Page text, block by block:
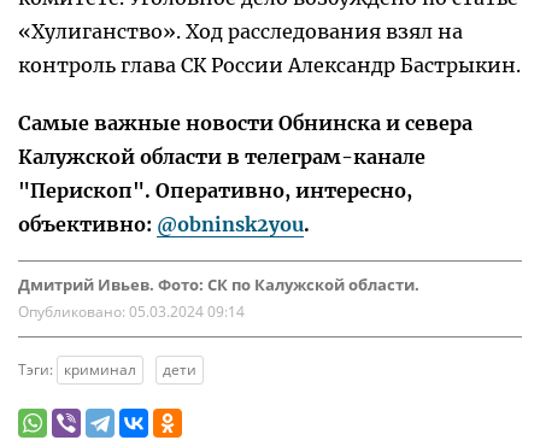
«Хулиганство». Ход расследования взял на
контроль глава СК России Александр Бастрыкин.
Самые важные новости Обнинска и севера
Калужской области в телеграм-канале
"Перископ". Оперативно, интересно,
объективно: @obninsk2you.
Дмитрий Ивьев. Фото: СК по Калужской области.
Опубликовано: 05.03.2024 09:14
Тэги: криминал дети